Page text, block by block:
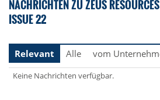
NACHRICHTEN ZU ZEUS
ISSUE 22
Relevant
Alle vom
Keine Nachrichten verfügbar.